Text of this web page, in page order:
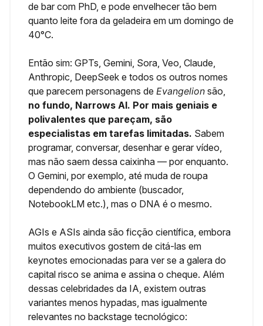
de bar com PhD, e pode envelhecer tão bem
quanto leite fora da geladeira em um domingo de
40°C.
Então sim: GPTs, Gemini, Sora, Veo, Claude,
Anthropic, DeepSeek e todos os outros nomes
que parecem personagens de Evangelion são,
no fundo, Narrows AI. Por mais geniais e
polivalentes que pareçam, são
especialistas em tarefas limitadas. Sabem
programar, conversar, desenhar e gerar vídeo,
mas não saem dessa caixinha — por enquanto.
O Gemini, por exemplo, até muda de roupa
dependendo do ambiente (buscador,
NotebookLM etc.), mas o DNA é o mesmo.
AGIs e ASIs ainda são ficção científica, embora
muitos executivos gostem de citá-las em
keynotes emocionadas para ver se a galera do
capital risco se anima e assina o cheque. Além
dessas celebridades da IA, existem outras
variantes menos hypadas, mas igualmente
relevantes no backstage tecnológico: